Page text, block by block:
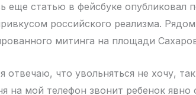
еще статью в фейсбуке опубликовал
российского реализма.
митинга на площади
отвечаю, что увольняться не хочу,
на мой телефон звонит ребенок явно